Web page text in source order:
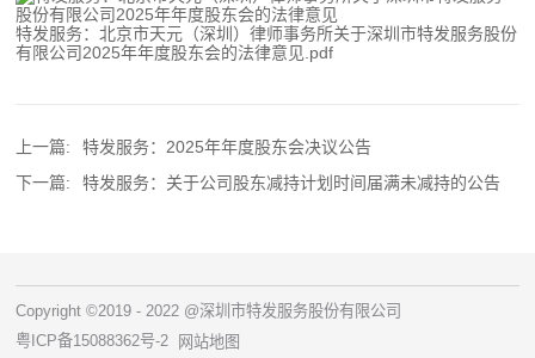
特发服务：北京市天元（深圳）律师事务所关于深圳市特发服务股份
有限公司2025年年度股东会的法律意见.pdf
上一篇:
特发服务：2025年年度股东会决议公告
下一篇:
特发服务：关于公司股东减持计划时间届满未减持的公告
Copyright ©2019 - 2022 @深圳市特发服务股份有限公司
粤ICP备15088362号-2
网站地图